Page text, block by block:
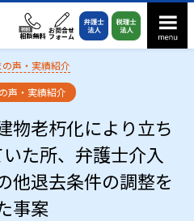
声・実績紹介
声・実績紹介
物老朽化により立ち
た所、弁護士介入
他退去条件の調整を
事案